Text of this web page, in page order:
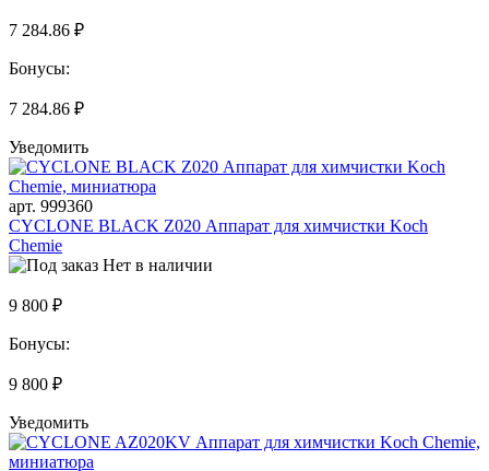
7 284.86 ₽
Бонусы:
7 284.86 ₽
Уведомить
арт. 999360
CYCLONE BLACK Z020 Аппарат для химчистки Koch
Chemie
Нет в наличии
9 800 ₽
Бонусы:
9 800 ₽
Уведомить